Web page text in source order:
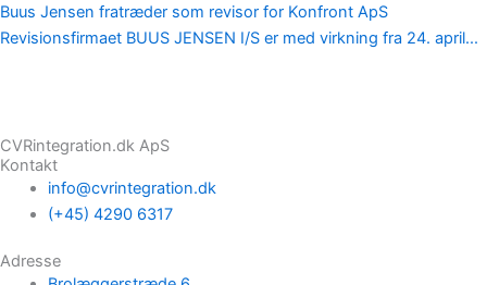
Buus Jensen fratræder som revisor for Konfront ApS
Revisionsfirmaet BUUS JENSEN I/S er med virkning fra 24. april...
CVRintegration.dk ApS
Kontakt
info@cvrintegration.dk
(+45) 4290 6317
Adresse